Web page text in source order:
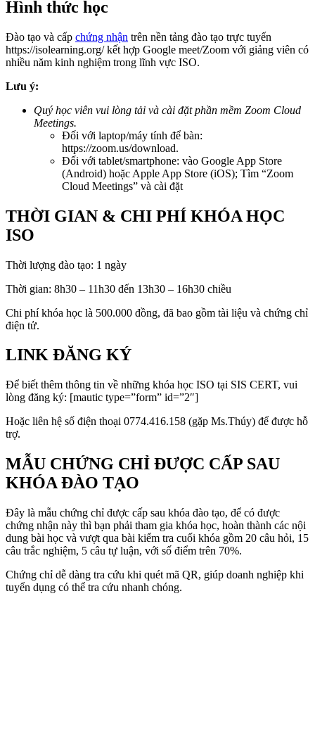
Hình thức học
Đào tạo và cấp chứng nhận trên nền tảng đào tạo trực tuyến
https://isolearning.org/ kết hợp Google meet/Zoom với giảng viên có
nhiều năm kinh nghiệm trong lĩnh vực ISO.
Lưu ý:
Quý học viên vui lòng tải và cài đặt phần mềm Zoom Cloud
Meetings.
Đối với laptop/máy tính để bàn:
https://zoom.us/download.
Đối với tablet/smartphone: vào Google App Store
(Android) hoặc Apple App Store (iOS); Tìm “Zoom
Cloud Meetings” và cài đặt
THỜI GIAN & CHI PHÍ KHÓA HỌC
ISO
Thời lượng đào tạo: 1 ngày
Thời gian: 8h30 – 11h30 đến 13h30 – 16h30 chiều
Chi phí khóa học là 500.000 đồng, đã bao gồm tài liệu và chứng chỉ
điện tử.
LINK ĐĂNG KÝ
Để biết thêm thông tin về những khóa học ISO tại SIS CERT, vui
lòng đăng ký: [mautic type=”form” id=”2″]
Hoặc liên hệ số điện thoại 0774.416.158 (gặp Ms.Thúy) để được hỗ
trợ.
MẪU CHỨNG CHỈ ĐƯỢC CẤP SAU
KHÓA ĐÀO TẠO
Đây là mẫu chứng chỉ được cấp sau khóa đào tạo, để có được
chứng nhận này thì bạn phải tham gia khóa học, hoàn thành các nội
dung bài học và vượt qua bài kiểm tra cuối khóa gồm 20 câu hỏi, 15
câu trắc nghiệm, 5 câu tự luận, với số điểm trên 70%.
Chứng chỉ dễ dàng tra cứu khi quét mã QR, giúp doanh nghiệp khi
tuyển dụng có thể tra cứu nhanh chóng.